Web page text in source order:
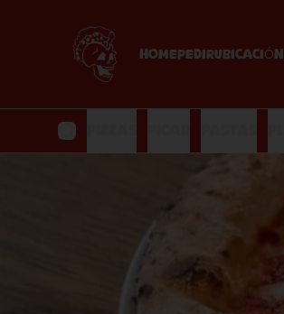
HOMEPEDIRUBICACIÓN